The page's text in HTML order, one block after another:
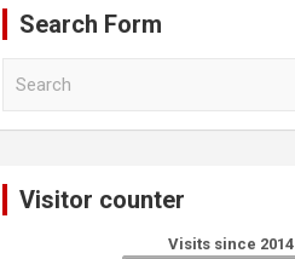
Search Form
Visitor counter
Visits since 2014